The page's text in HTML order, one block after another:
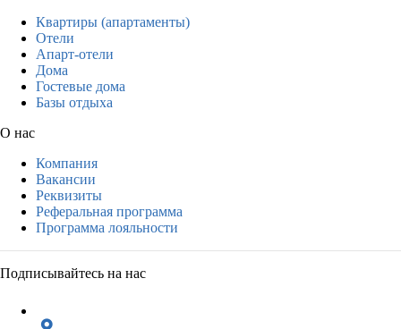
Квартиры (апартаменты)
Отели
Апарт-отели
Дома
Гостевые дома
Базы отдыха
О нас
Компания
Вакансии
Реквизиты
Реферальная программа
Программа лояльности
Подписывайтесь на нас